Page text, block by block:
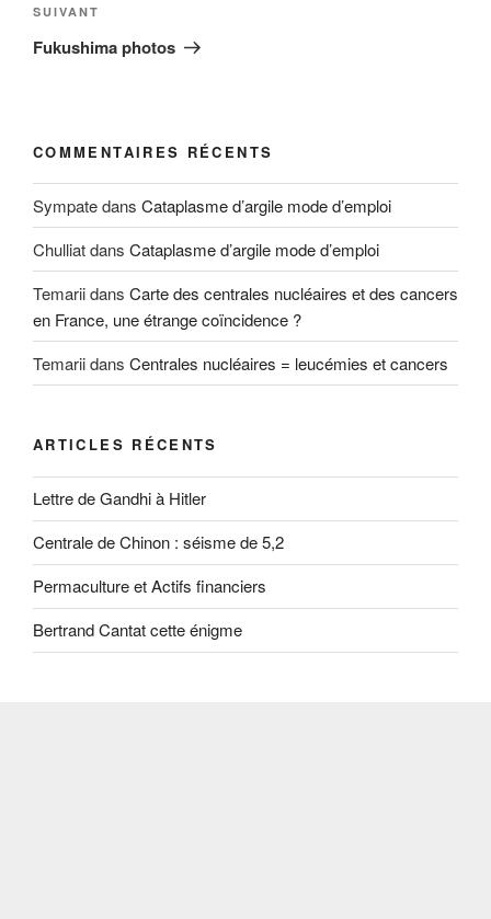
Article
suivant
SUIVANT
Fukushima photos
COMMENTAIRES RÉCENTS
Sympatedans Cataplasme d’argile mode d’emploi
Chulliatdans Cataplasme d’argile mode d’emploi
Temariidans Carte des centrales nucléaires et des cancers
en France, une étrange coïncidence ?
Temariidans Centrales nucléaires = leucémies et cancers
ARTICLES RÉCENTS
Lettre de Gandhi à Hitler
Centrale de Chinon : séisme de 5,2
Permaculture et Actifs financiers
Bertrand Cantat cette énigme